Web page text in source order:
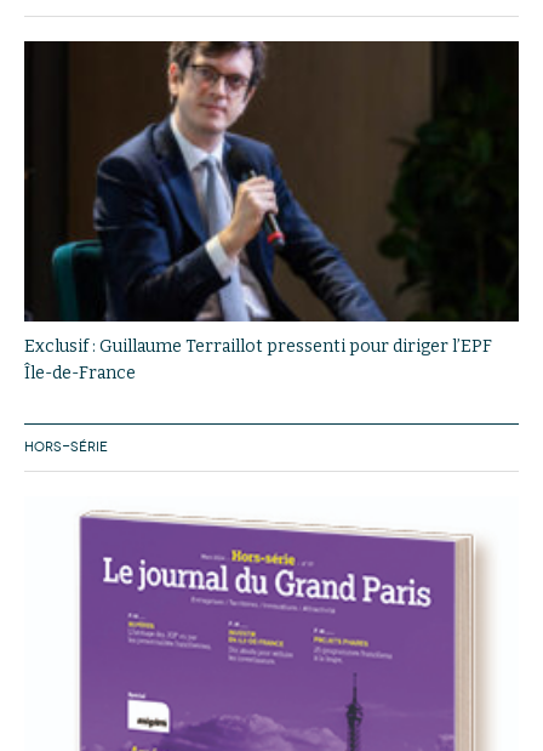
Exclusif : Guillaume Terraillot pressenti pour diriger l’EPF
Île-de-France
HORS-SÉRIE